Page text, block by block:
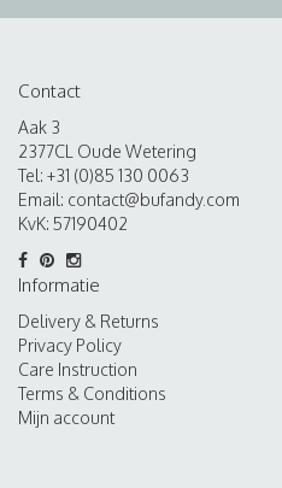
Contact
Aak 3
2377CL Oude Wetering
Tel: +31 (0)85 130 0063
Email: contact@bufandy.com
KvK: 57190402
Informatie
Delivery & Returns
Privacy Policy
Care Instruction
Terms & Conditions
Mijn account